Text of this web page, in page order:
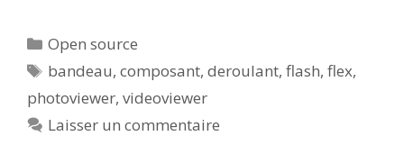
Catégories
Open source
Étiquettes
bandeau,composant,deroulant,flash,flex,
photoviewer, videoviewer
Laisser un commentaire